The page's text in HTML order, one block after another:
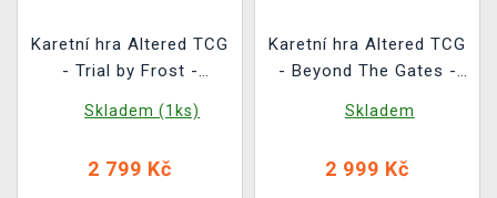
Karetní hra Altered TCG
- Trial by Frost -
boosterů)
Skladem (1ks)
2 799 Kč
Karetní hra Altered TCG
- Beyond The Gates -
boosterů)
Skladem
2 999 Kč